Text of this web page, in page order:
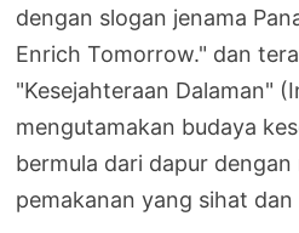
dengan slogan jenama
Enrich Tomorrow." dan
"Kesejahteraan Dalaman"
mengutamakan budaya
bermula dari dapur dengan
pemakanan yang sihat